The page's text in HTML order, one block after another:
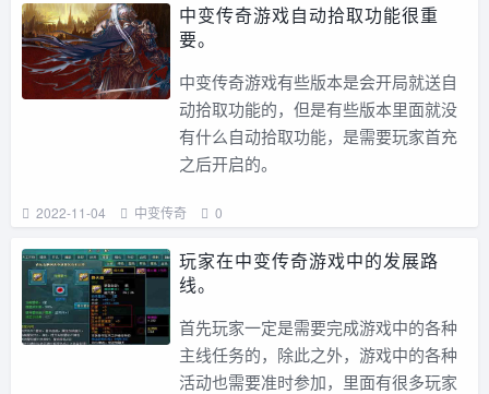
中变传奇游戏自动拾取功能很重
要。
中变传奇游戏有些版本是会开局就送自
动拾取功能的，但是有些版本里面就没
有什么自动拾取功能，是需要玩家首充
之后开启的。
2022-11-04 中变传奇 0
玩家在中变传奇游戏中的发展路
线。
首先玩家一定是需要完成游戏中的各种
主线任务的，除此之外，游戏中的各种
活动也需要准时参加，里面有很多玩家